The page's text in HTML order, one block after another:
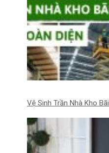
Vệ Sinh Trần Nhà Kho Bãi